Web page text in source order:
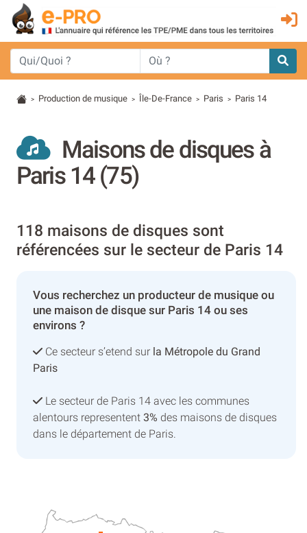
> Production de musique > Île-De-France > Paris > Paris 14
Maisons de disques à
Paris 14 (75)
118 maisons de disques sont
référencées sur le secteur de Paris 14
Vous recherchez un producteur de musique ou
une maison de disque sur Paris 14 ou ses
environs ?
Ce secteur s’etend sur la Métropole du Grand
Paris
Le secteur de Paris 14 avec les communes
alentours representent 3% des maisons de disques
dans le département de Paris.